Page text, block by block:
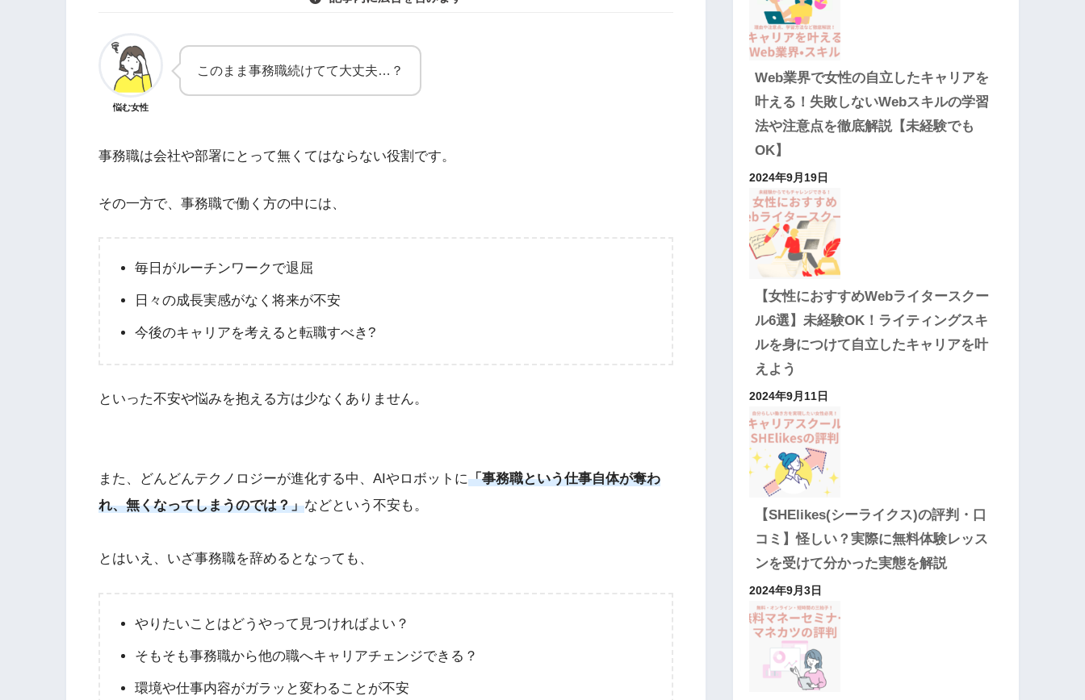
悩む女性
このまま事務職続けてて大丈夫…？
事務職は会社や部署にとって無くてはならない役割です。
その一方で、事務職で働く方の中には、
毎日がルーチンワークで退屈
日々の成長実感がなく将来が不安
今後のキャリアを考えると転職すべき?
といった不安や悩みを抱える方は少なくありません。
また、どんどんテクノロジーが進化する中、AIやロボットに「事務職という仕事自体が奪わ
れ、無くなってしまうのでは？」などという不安も。
とはいえ、いざ事務職を辞めるとなっても、
やりたいことはどうやって見つければよい？
そもそも事務職から他の職へキャリアチェンジできる？
環境や仕事内容がガラッと変わることが不安
Web業界で女性の自立したキャリアを
叶える！失敗しないWebスキルの学習
法や注意点を徹底解説【未経験でも
OK】
2024年9月19日
【女性におすすめWebライタースクー
ル6選】未経験OK！ライティングスキ
ルを身につけて自立したキャリアを叶
えよう
2024年9月11日
【SHElikes(シーライクス)の評判・口
コミ】怪しい？実際に無料体験レッス
ンを受けて分かった実態を解説
2024年9月3日